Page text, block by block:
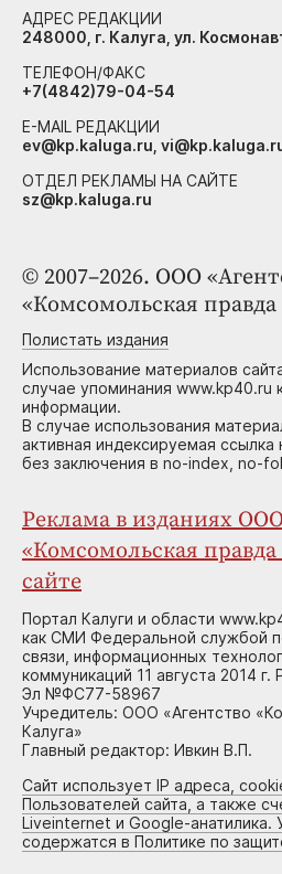
© 2007–2026. ООО
«Комсомольская правда
Полистать издания
Использование материалов
случае упоминания www.kp40.ru
информации.
В случае использования
активная индексируемая ссылка
без заключения в no-index, no-
Реклама в изданиях
«Комсомольская правда
сайте
Портал Калуги и области
как СМИ Федеральной службой
связи, информационных
коммуникаций 11 августа 2014
Эл №ФС77-58967
Учредитель: ООО «Агентство
Калуга»
Главный редактор: Ивкин В.П.
Сайт использует IP адреса,
Пользователей сайта, а также
Liveinternet и Google-анатилика.
содержатся в Политике по
АДРЕС РЕДАКЦИИ
248000, г. Калуга, ул.
ТЕЛЕФОН/ФАКС
+7(4842)79-04-54
E-MAIL РЕДАКЦИИ
ev@kp.kaluga.ru,
ОТДЕЛ РЕКЛАМЫ НА САЙТЕ
sz@kp.kaluga.ru